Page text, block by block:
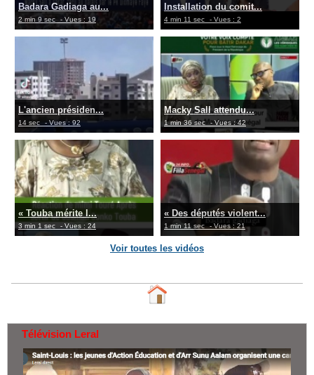
Badara Gadiaga au...
2 min 9 sec - Vues : 19
Installation du comit...
4 min 11 sec - Vues : 2
L'ancien présiden...
14 sec - Vues : 92
Macky Sall attendu...
1 min 36 sec - Vues : 42
« Touba mérite l...
3 min 1 sec - Vues : 24
« Des députés violent...
1 min 11 sec - Vues : 21
Voir toutes les vidéos
Télévision Leral